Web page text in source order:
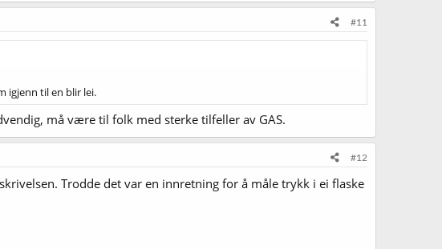
#11
igjenn til en blir lei.
må være til folk med sterke tilfeller av GAS.
#12
Trodde det var en innretning for å måle trykk i ei flaske